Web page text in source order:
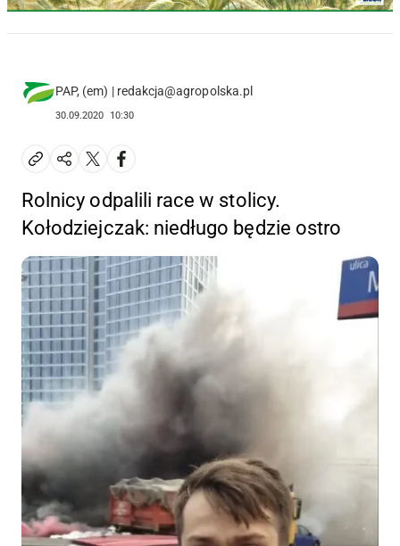
PAP, (em) | redakcja@agropolska.pl
30.09.2020 10:30
Rolnicy odpalili race w stolicy.
Kołodziejczak: niedługo będzie ostro